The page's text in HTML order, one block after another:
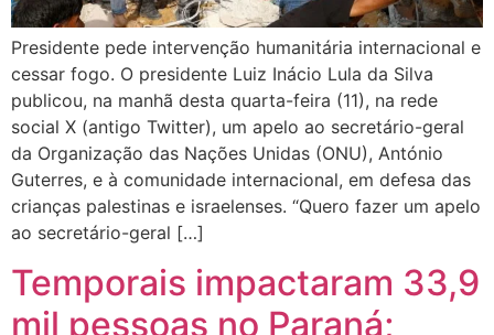
Presidente pede intervenção humanitária internacional e
cessar fogo. O presidente Luiz Inácio Lula da Silva
publicou, na manhã desta quarta-feira (11), na rede
social X (antigo Twitter), um apelo ao secretário-geral
da Organização das Nações Unidas (ONU), António
Guterres, e à comunidade internacional, em defesa das
crianças palestinas e israelenses. “Quero fazer um apelo
ao secretário-geral […]
Temporais impactaram 33,9
mil pessoas no Paraná;